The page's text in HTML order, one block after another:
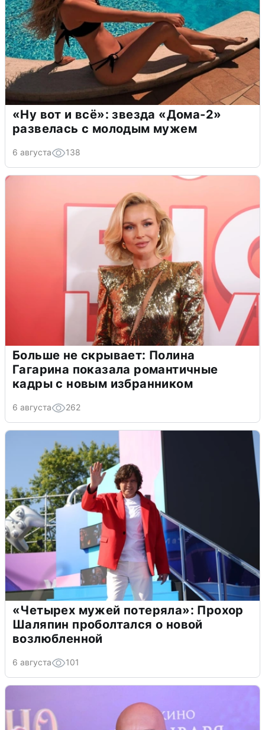
«Ну вот и всё»: звезда «Дома-2»
развелась с молодым мужем
6 августа 138
Больше не скрывает: Полина
Гагарина показала романтичные
кадры с новым избранником
6 августа 262
«Четырех мужей потеряла»: Прохор
Шаляпин проболтался о новой
возлюбленной
6 августа 101